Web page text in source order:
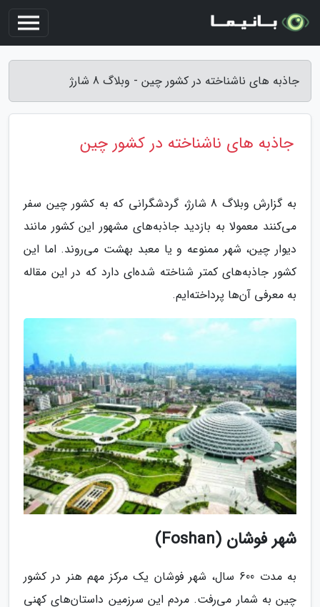
جاذبه های ناشناخته در کشور چین - وبلاگ 8 شارژ
جاذبه های ناشناخته در کشور چین
به گزارش وبلاگ 8 شارژ، گردشگرانی که به کشور چین سفر
می‌کنند معمولا به بازدید جاذبه‌های مشهور این کشور مانند
دیوار چین، شهر ممنوعه و یا معبد بهشت می‌روند. اما این
کشور جاذبه‌های کمتر شناخته شده‌ای دارد که در این مقاله
به معرفی آن‌ها پرداخته‌ایم.
شهر فوشان (Foshan)
به مدت 600 سال، شهر فوشان یک مرکز مهم هنر در کشور
چین به شمار می‌رفت. مردم این سرزمین داستان‌های کهنی